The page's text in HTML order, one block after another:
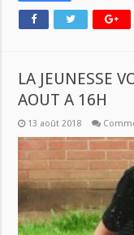
LA JEUNESSE
AOUT A 16H
13 août 2018